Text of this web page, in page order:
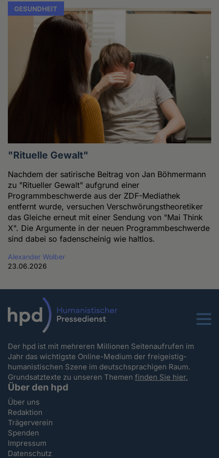
GESUNDHEIT
"Rituelle Gewalt"
Nachdem der satirische Beitrag von Jan Böhmermann
zu "Ritueller Gewalt" aufgrund einer
Programmbeschwerde aus der ZDF-Mediathek
entfernt wurde, versuchen Verschwörungstheoretiker
das Gleiche erneut mit einer Sendung von "Mai Think
X". Die Argumente in der neuen Programmbeschwerde
sind dabei so fadenscheinig wie haltlos.
Alexander Wolber
23.06.2026
Menu
Der hpd ist mit mehreren Millionen Seitenaufrufen im
Jahr das wichtigste Online-Medium der freigeistig-
humanistischen Szene im deutschsprachigen Raum.
Grundsatztexte zu unseren Themenfinden Sie hier.
Über den hpd
Über uns
Redaktion
Trägerverein
Spenden
Impressum
Datenschutz